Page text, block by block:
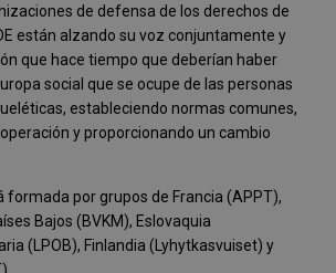
de defensa de los derechos de
están alzando su voz conjuntamente y
que hace tiempo que deberían haber
social que se ocupe de las personas
estableciendo normas comunes,
y proporcionando un cambio
formada por grupos de Francia (APPT),
Bajos (BVKM), Eslovaquia
(LPOB), Finlandia (Lyhytkasvuiset) y